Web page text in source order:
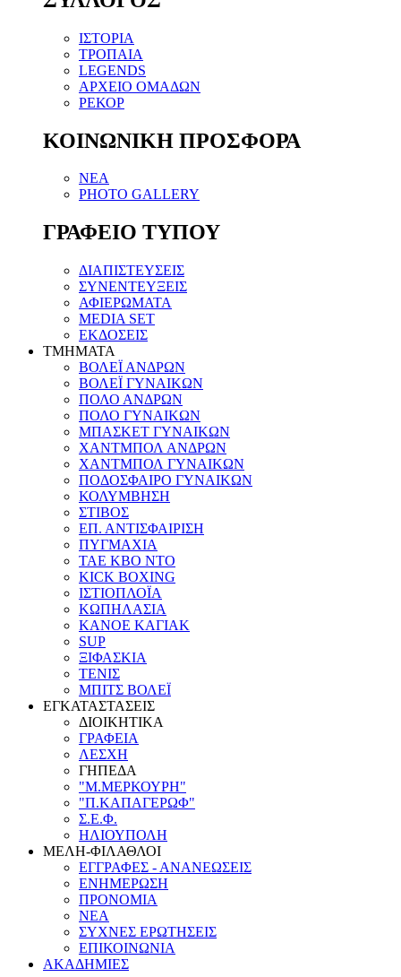
ΙΣΤΟΡΙΑ
ΤΡΟΠΑΙΑ
LEGENDS
ΑΡΧΕΙΟ ΟΜΑΔΩΝ
ΡΕΚΟΡ
ΚΟΙΝΩΝΙΚΗ ΠΡΟΣΦΟΡΑ
NEA
PHOTO GALLERY
ΓΡΑΦΕΙΟ ΤΥΠΟΥ
ΔΙΑΠΙΣΤΕΥΣΕΙΣ
ΣΥΝΕΝΤΕΥΞΕΙΣ
ΑΦΙΕΡΩΜΑΤΑ
MEDIA SET
ΕΚΔΟΣΕΙΣ
TMHMATA
ΒΟΛΕΪ ΑΝΔΡΩΝ
ΒΟΛΕΪ ΓΥΝΑΙΚΩΝ
ΠΟΛΟ ΑΝΔΡΩΝ
ΠΟΛΟ ΓΥΝΑΙΚΩΝ
ΜΠΑΣΚΕΤ ΓΥΝΑΙΚΩΝ
ΧΑΝΤΜΠΟΛ ΑΝΔΡΩΝ
ΧΑΝΤΜΠΟΛ ΓΥΝΑΙΚΩΝ
ΠΟΔΟΣΦΑΙΡΟ ΓΥΝΑΙΚΩΝ
ΚΟΛΥΜΒΗΣΗ
ΣΤΙΒΟΣ
ΕΠ. ΑΝΤΙΣΦΑΙΡΙΣΗ
ΠΥΓΜΑΧΙΑ
TAE KBO NTO
KICK BOXING
ΙΣΤΙΟΠΛΟΪΑ
ΚΩΠΗΛΑΣΙΑ
ΚΑΝΟΕ ΚΑΓΙΑΚ
SUP
ΞΙΦΑΣΚΙΑ
ΤΕΝΙΣ
ΜΠΙΤΣ ΒΟΛΕΪ
ΕΓΚΑΤΑΣΤΑΣΕΙΣ
ΔΙΟΙΚΗΤΙΚΑ
ΓΡΑΦΕΙΑ
ΛΕΣΧΗ
ΓΗΠΕΔΑ
"Μ.ΜΕΡΚΟΥΡΗ"
"Π.ΚΑΠΑΓΕΡΩΦ"
Σ.Ε.Φ.
ΗΛΙΟΥΠΟΛΗ
ΜΕΛΗ-ΦΙΛΑΘΛΟΙ
ΕΓΓΡΑΦΕΣ - ΑΝΑΝΕΩΣΕΙΣ
ΕΝΗΜΕΡΩΣΗ
ΠΡΟΝΟΜΙΑ
NEA
ΣΥΧΝΕΣ ΕΡΩΤΗΣΕΙΣ
ΕΠΙΚΟΙΝΩΝΙΑ
ΑΚΑΔΗΜΙΕΣ